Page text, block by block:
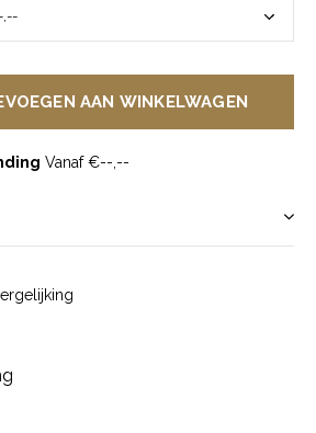
AAN WINKELWAGEN
Vanaf €--,--